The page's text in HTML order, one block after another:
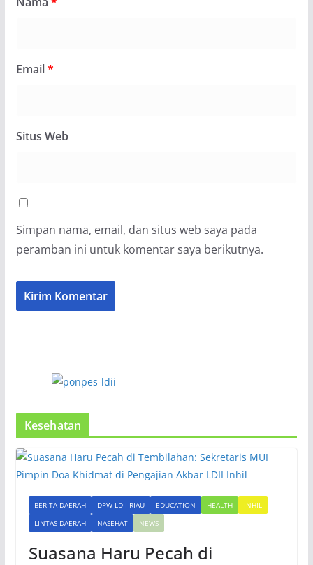
Email*
Situs Web
Simpan nama, email, dan situs web saya pada
peramban ini untuk komentar saya berikutnya.
Kesehatan
BERITA DAERAH DPW LDII RIAU EDUCATION HEALTH
INHIL
LINTAS-DAERAH
NASEHAT NEWS
Suasana Haru Pecah di